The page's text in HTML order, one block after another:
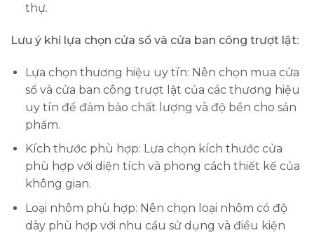
thự.
Lưu ý khi lựa chọn cửa sổ và cửa ban công trượt lật:
Lựa chọn thương hiệu uy tín: Nên chọn mua cửa
sổ và cửa ban công trượt lật của các thương hiệu
uy tín để đảm bảo chất lượng và độ bền cho sản
phẩm.
Kích thước phù hợp: Lựa chọn kích thước cửa
phù hợp với diện tích và phong cách thiết kế của
không gian.
Loại nhôm phù hợp: Nên chọn loại nhôm có độ
dày phù hợp với nhu cầu sử dụng và điều kiện